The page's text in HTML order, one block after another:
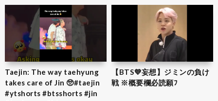
Taejin: The way taehyung
takes care of Jin 🥺#taejin
#ytshorts #btsshorts #jin
【BTS💜‪妄想】ジミンの負け
戦 ※概要欄必読願ﾌ